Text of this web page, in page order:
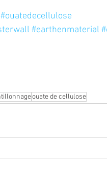
#ouatedecellulose
#earthenmaterial
ouate de cellulose